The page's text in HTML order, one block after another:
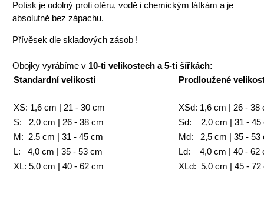
Potisk je odolný proti otěru, vodě i chemickým látkám a je
absolutně bez zápachu.
Přívěsek dle skladových zásob !
Obojky vyrábíme v 10-ti velikostech a 5-ti šířkách:
Standardní velikosti
Prodloužené
XS: 1,6 cm | 21 - 30 cm
XSd: 1,6 cm | 26 - 38
S: 2,0 cm | 26 - 38 cm
Sd: 2,0 cm | 31 - 45
M: 2.5 cm | 31 - 45 cm
Md: 2,5 cm | 35 - 53
L: 4,0 cm | 35 - 53 cm
Ld: 4,0 cm | 40 - 62
XL: 5,0 cm | 40 - 62 cm
XLd: 5,0 cm | 45 - 72